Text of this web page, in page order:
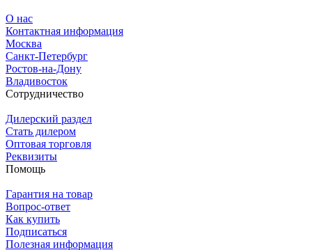
О нас
Контактная информация
Москва
Санкт-Петербург
Ростов-на-Дону
Владивосток
Сотрудничество
Дилерский раздел
Стать дилером
Оптовая торговля
Реквизиты
Помощь
Гарантия на товар
Вопрос-ответ
Как купить
Подписаться
Полезная информация